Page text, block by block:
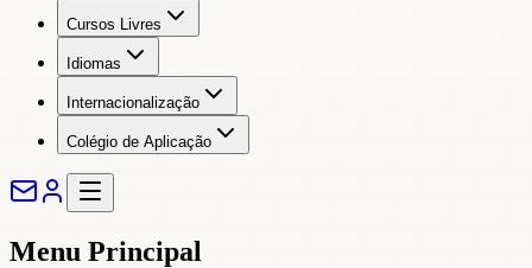
Cursos Livres
Idiomas
Internacionalização
Colégio de Aplicação
Menu Principal